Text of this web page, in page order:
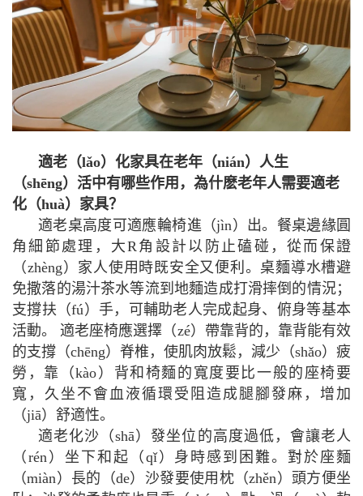
適老（lǎo）化家具在老年（nián）人生
（shēng）活中有哪些作用，為什麽老年人需要適老
化（huà）家具？
適老桌高度可適應輪椅進（jìn）出。餐桌邊緣圓
角細節處理，大R角設計以防止磕碰，從而保證
（zhèng）家人使用時既安全又便利。桌麵導水槽避
免撒落的湯汁茶水等流到地麵造成打滑摔倒的情況；
支撐扶（fú）手，可輔助老人完成起身、俯身等基本
活動。 適老座椅應選擇（zé）帶靠背的，靠背能有效
的支撐（chēng）脊椎，使肌肉放鬆，減少（shǎo）疲
勞，靠（kào）背和椅麵的寬度要比一般的座椅要
寬，久坐不會血液循環受阻造成腿腳發麻，增加
（jiā）舒適性。
適老化沙（shā）發坐位的高度過低，會讓老人
（rén）坐下和起（qǐ）身時感到困難。對於座麵
（miàn）長的（de）沙發要使用枕（zhěn）頭方便坐